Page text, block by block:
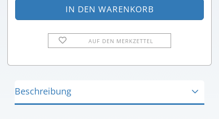
AUF DEN MERKZETTEL
Beschreibung